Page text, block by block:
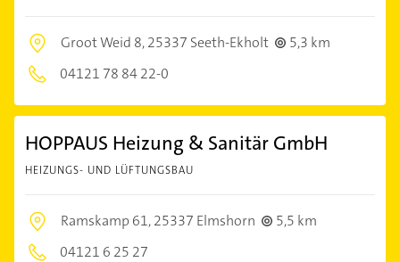
Groot Weid 8,25337 Seeth-Ekholt
5,3 km
04121 78 84 22-0
HOPPAUS Heizung & Sanitär GmbH
HEIZUNGS- UND LÜFTUNGSBAU
Ramskamp 61,25337 Elmshorn
5,5 km
04121 6 25 27